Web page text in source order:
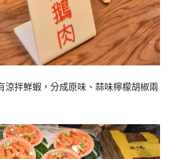
涼拌鮮蝦，分成原味、蒜味檸檬胡椒兩